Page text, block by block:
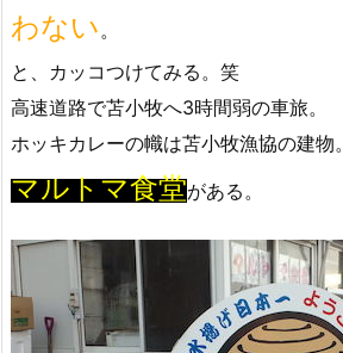
わない。
と、カッコつけてみる。笑
高速道路で苫小牧へ3時間弱の車旅。
ホッキカレーの幟は苫小牧漁協の建物。
マルトマ食堂がある。